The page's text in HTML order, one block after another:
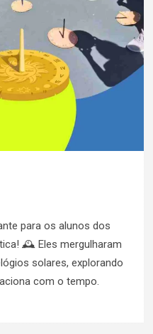
para os alunos dos
🕰️ Eles mergulharam
solares, explorando
com o tempo.